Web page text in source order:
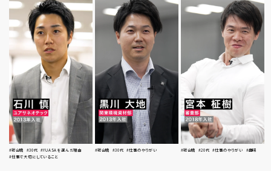
#総合職 #30代
#YUASAを選んだ理由
#仕事で大切にしていること
#総合職 #30代 #仕事のやりがい #総合職 #20代 #仕事のやりがい #趣味